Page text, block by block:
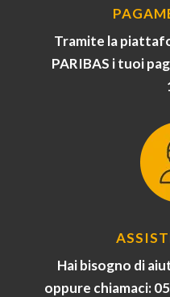
Tramite la
PARIBAS i tuoi
Hai bisogno di
oppure chiamaci: